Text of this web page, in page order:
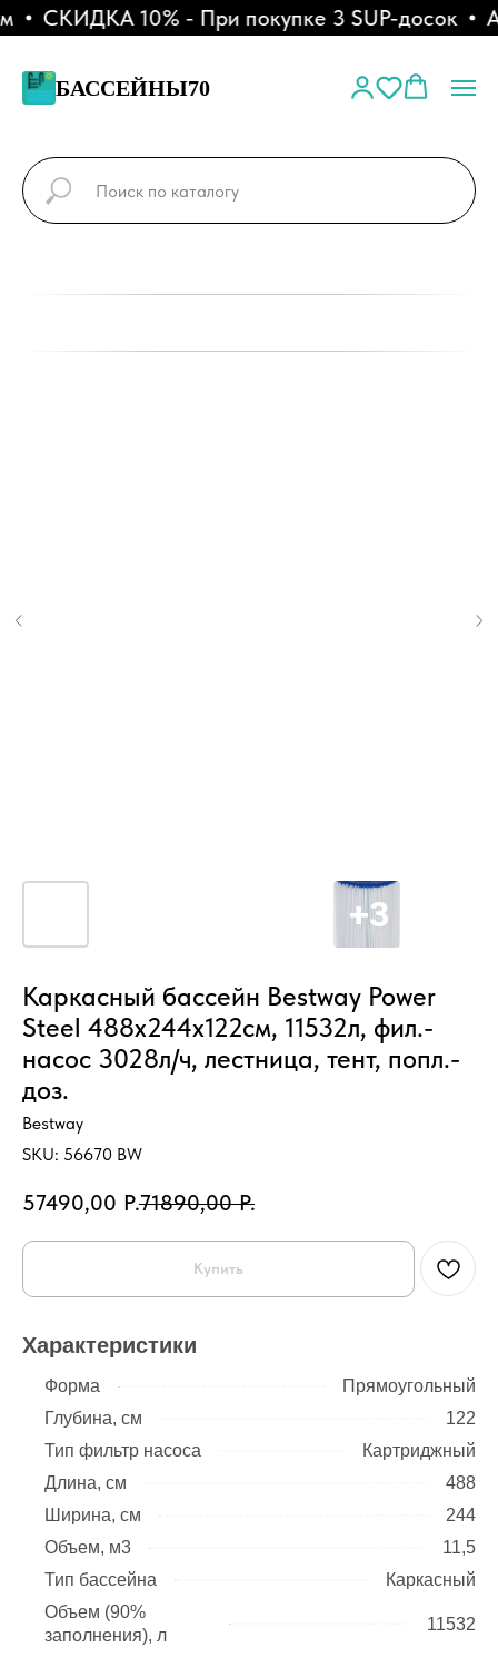
СКИДКА 10% - При покупке 3 SUP-досок
БАССЕЙНЫ70
Каркасный бассейн Bestway Power
Steel 488х244х122см, 11532л, фил.-
насос 3028л/ч, лестница, тент, попл.-
доз.
Bestway
SKU: 56670 BW
57490,00 Р.71890,00 Р.
Купить
Характеристики
Форма
Прямоугольный
Глубина, см
122
Тип фильтр насоса
Картриджный
Длина, см
488
Ширина, см
244
Объем, м3
11,5
Тип бассейна
Каркасный
Объем (90%
заполнения), л
11532